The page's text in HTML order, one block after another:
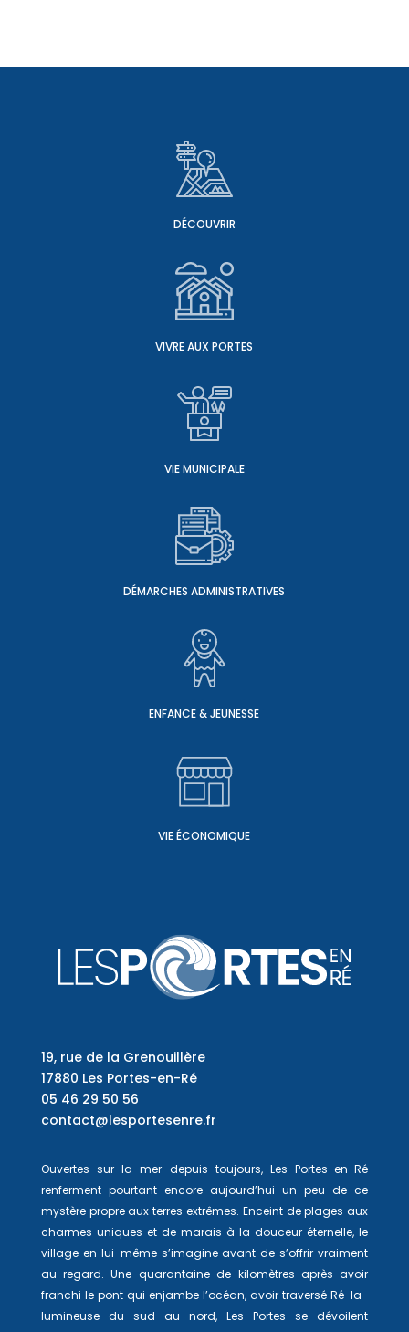
DÉCOUVRIR
VIVRE AUX PORTES
VIE MUNICIPALE
DÉMARCHES ADMINISTRATIVES
ENFANCE & JEUNESSE
VIE ÉCONOMIQUE
19, rue de la Grenouillère
17880 Les Portes-en-Ré
05 46 29 50 56
contact@lesportesenre.fr
Ouvertes sur la mer depuis toujours, Les Portes-en-Ré
renferment pourtant encore aujourd’hui un peu de ce
mystère propre aux terres extrêmes. Enceint de plages aux
charmes uniques et de marais à la douceur éternelle, le
village en lui-même s’imagine avant de s’offrir vraiment
au regard. Une quarantaine de kilomètres après avoir
franchi le pont qui enjambe l’océan, avoir traversé Ré-la-
lumineuse du sud au nord, Les Portes se dévoilent